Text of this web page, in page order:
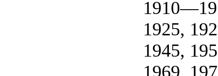
1925,
1945,
1969,